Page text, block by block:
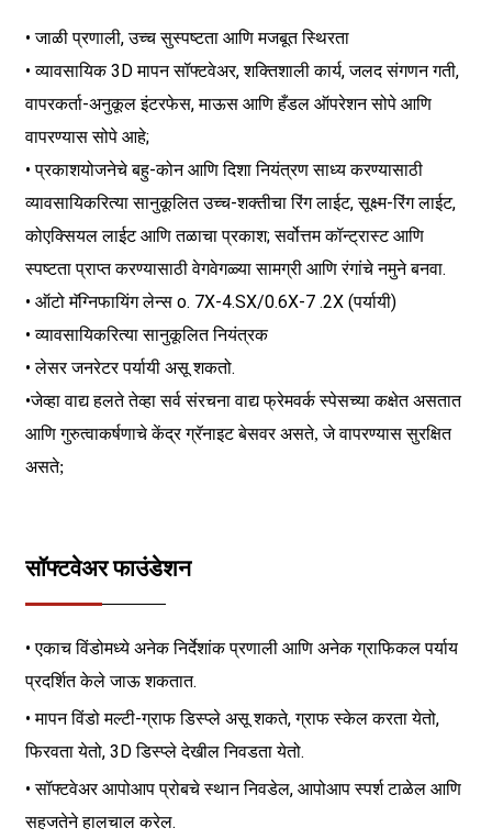
• जाळी प्रणाली, उच्च सुस्पष्टता आणि मजबूत स्थिरता
• व्यावसायिक 3D मापन सॉफ्टवेअर, शक्तिशाली कार्य, जलद संगणन गती,
वापरकर्ता-अनुकूल इंटरफेस, माऊस आणि हँडल ऑपरेशन सोपे आणि
वापरण्यास सोपे आहे;
• प्रकाशयोजनेचे बहु-कोन आणि दिशा नियंत्रण साध्य करण्यासाठी
व्यावसायिकरित्या सानुकूलित उच्च-शक्तीचा रिंग लाईट, सूक्ष्म-रिंग लाईट,
कोएक्सियल लाईट आणि तळाचा प्रकाश; सर्वोत्तम कॉन्ट्रास्ट आणि
स्पष्टता प्राप्त करण्यासाठी वेगवेगळ्या सामग्री आणि रंगांचे नमुने बनवा.
• ऑटो मॅग्निफायिंग लेन्स o. 7X-4.SX/0.6X-7 .2X (पर्यायी)
• व्यावसायिकरित्या सानुकूलित नियंत्रक
• लेसर जनरेटर पर्यायी असू शकतो.
•जेव्हा वाद्य हलते तेव्हा सर्व संरचना वाद्य फ्रेमवर्क स्पेसच्या कक्षेत असतात
आणि गुरुत्वाकर्षणाचे केंद्र ग्रॅनाइट बेसवर असते, जे वापरण्यास सुरक्षित
असते;
सॉफ्टवेअर फाउंडेशन
• एकाच विंडोमध्ये अनेक निर्देशांक प्रणाली आणि अनेक ग्राफिकल पर्याय
प्रदर्शित केले जाऊ शकतात.
• मापन विंडो मल्टी-ग्राफ डिस्प्ले असू शकते, ग्राफ स्केल करता येतो,
फिरवता येतो, 3D डिस्प्ले देखील निवडता येतो.
• सॉफ्टवेअर आपोआप प्रोबचे स्थान निवडेल, आपोआप स्पर्श टाळेल आणि
सहजतेने हालचाल करेल.